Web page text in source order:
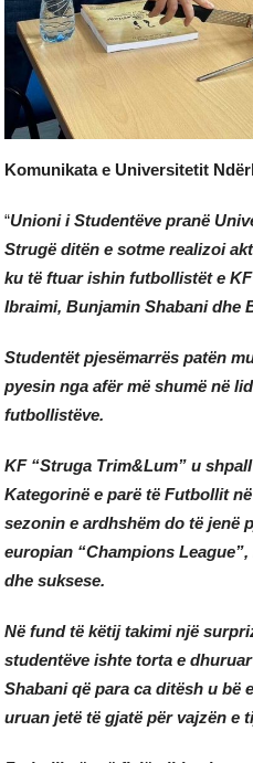
Komunikata e Universitetit
“Unioni i Studentëve pranë
Strugë ditën e sotme realizoi
ku të ftuar ishin futbollistët e
Ibraimi, Bunjamin Shabani dhe
Studentët pjesëmarrës patën
pyesin nga afër më shumë në
futbollistëve.
KF “Struga Trim&Lum” u
Kategorinë e parë të Futbollit
sezonin e ardhshëm do të jenë
europian “Champions
dhe suksese.
Në fund të këtij takimi një
studentëve ishte torta e
Shabani që para ca ditësh u bë
uruan jetë të gjatë për vajzën e